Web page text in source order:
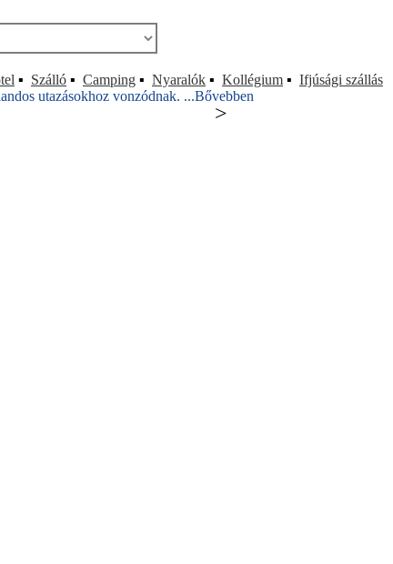
>
▪ Szálló ▪ Camping ▪ Nyaralók ▪ Kollégium ▪ Ifjúsági szállás
utazásokhoz vonzódnak. ...Bővebben